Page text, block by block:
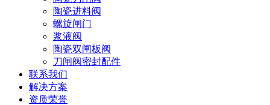
陶瓷进料阀
螺旋闸门
浆液阀
陶瓷双闸板阀
刀闸阀密封配件
联系我们
解决方案
资质荣誉